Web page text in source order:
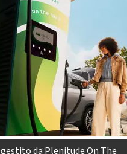
da Plenitude On The